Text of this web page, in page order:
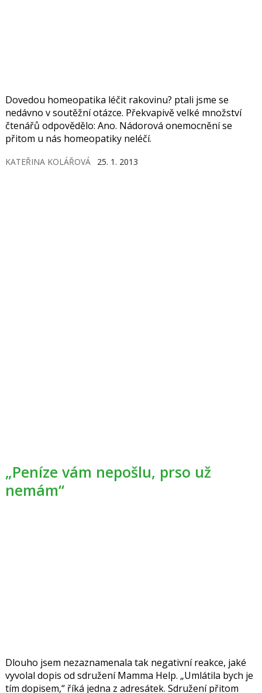
Dovedou homeopatika léčit rakovinu? ptali jsme se
nedávno v soutěžní otázce. Překvapivě velké množství
čtenářů odpovědělo: Ano. Nádorová onemocnění se
přitom u nás homeopatiky neléčí.
KATEŘINA KOLÁŘOVÁ 25. 1. 2013
„Peníze vám nepošlu, prso už
nemám“
Dlouho jsem nezaznamenala tak negativní reakce, jaké
vyvolal dopis od sdružení Mamma Help. „Umlátila bych je
tím dopisem,“ říká jedna z adresátek. Sdružení přitom